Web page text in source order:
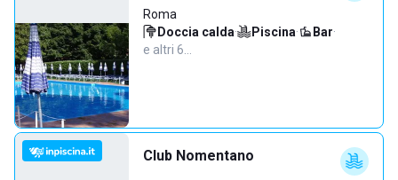
Roma
Doccia calda· Piscina· Bar·
e altri 6…
Club Nomentano